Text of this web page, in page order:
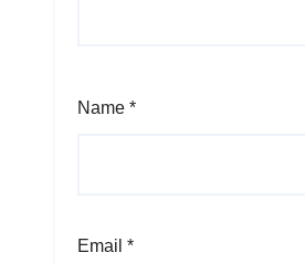
Name *
Email *